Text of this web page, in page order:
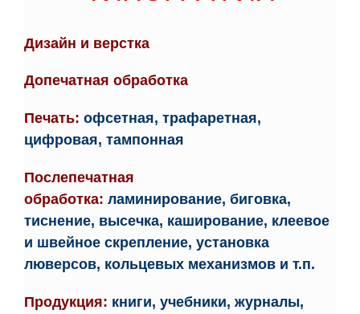
Дизайн и верстка
Допечатная обработка
Печать: офсетная, трафаретная,
цифровая, тампонная
Послепечатная
обработка: ламинирование, биговка,
тиснение, высечка, каширование, клеевое
и швейное скрепление, установка
люверсов, кольцевых механизмов и т.п.
Продукция: книги, учебники, журналы,